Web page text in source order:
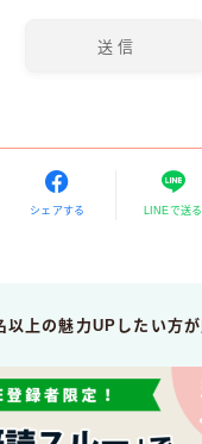
シェアする LINEで送る
以上の魅力UPしたい方